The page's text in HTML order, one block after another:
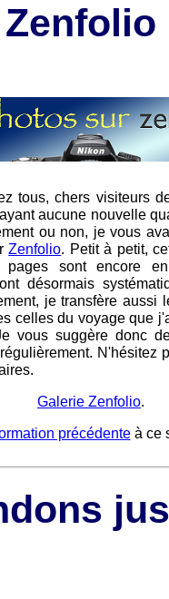
tous, chers visiteurs
aucune nouvelle
ou non, je vous
Zenfolio. Petit à petit,
sont encore
désormais
je transfère aussi
celles du voyage que
vous suggère donc
N'hésitez
Galerie Zenfolio.
précédenteà ce